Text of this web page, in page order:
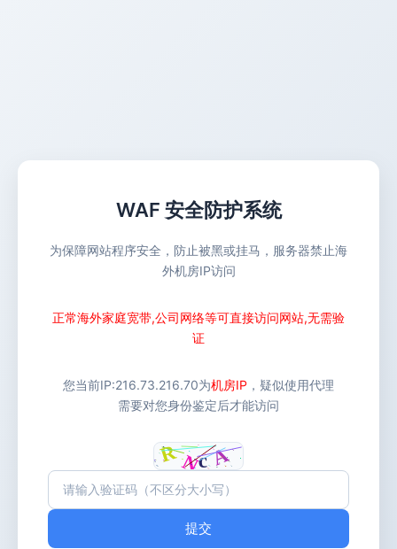
WAF 安全防护系统
为保障网站程序安全，防止被黑或挂马，服务器禁止海
外机房IP访问
正常海外家庭宽带,公司网络等可直接访问网站,无需验
证
您当前IP:216.73.216.70为机房IP ，疑似使用代理
需要对您身份鉴定后才能访问
提交